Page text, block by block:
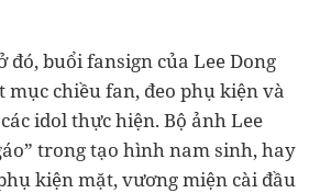
đó, buổi fansign của Lee Dong
mục chiều fan, đeo phụ kiện và
idol thực hiện. Bộ ảnh Lee
trong tạo hình nam sinh, hay
kiện mặt, vương miện cài đầu